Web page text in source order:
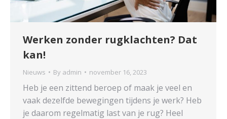
Werken zonder rugklachten? Dat
kan!
Nieuws By admin november 16, 2023
Heb je een zittend beroep of maak je veel en
vaak dezelfde bewegingen tijdens je werk? Heb
je daarom regelmatig last van je rug? Heel